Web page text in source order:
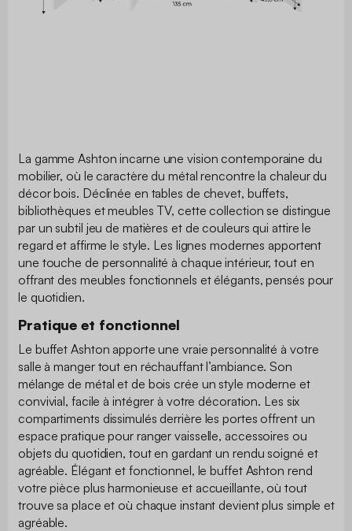
La gamme Ashton incarne une vision contemporaine du
mobilier, où le caractère du métal rencontre la chaleur du
décor bois. Déclinée en tables de chevet, buffets,
bibliothèques et meubles TV, cette collection se distingue
par un subtil jeu de matières et de couleurs qui attire le
regard et affirme le style. Les lignes modernes apportent
une touche de personnalité à chaque intérieur, tout en
offrant des meubles fonctionnels et élégants, pensés pour
le quotidien.
Pratique et fonctionnel
Le buffet Ashton apporte une vraie personnalité à votre
salle à manger tout en réchauffant l’ambiance. Son
mélange de métal et de bois crée un style moderne et
convivial, facile à intégrer à votre décoration. Les six
compartiments dissimulés derrière les portes offrent un
espace pratique pour ranger vaisselle, accessoires ou
objets du quotidien, tout en gardant un rendu soigné et
agréable. Élégant et fonctionnel, le buffet Ashton rend
votre pièce plus harmonieuse et accueillante, où tout
trouve sa place et où chaque instant devient plus simple et
agréable.